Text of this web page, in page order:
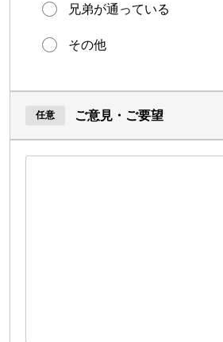
兄弟が通っている
その他
ご意見・ご要望